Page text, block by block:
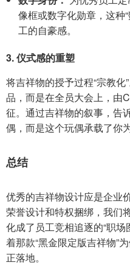
像框或数字化勋章，这种
工的自豪感。
3. 仪式感的重塑
将吉祥物的授予过程“宗教
品，而是在全员大会上，由
征。通过吉祥物的叙事，告
偶，而是这个玩偶承载了你
总结
优秀的吉祥物设计应是企业
荣誉设计和特权捆绑，我们
化成了员工竞相追逐的“职
着那款“黑金限定版吉祥物”
正落地。